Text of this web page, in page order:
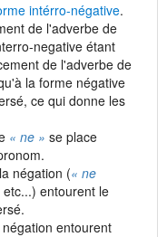
intérro-négative.
de l'adverbe de
negative étant
de l'adverbe de
la forme négative
ce qui donne les
« ne » se place
négation (« ne
etc...) entourent le
entourent